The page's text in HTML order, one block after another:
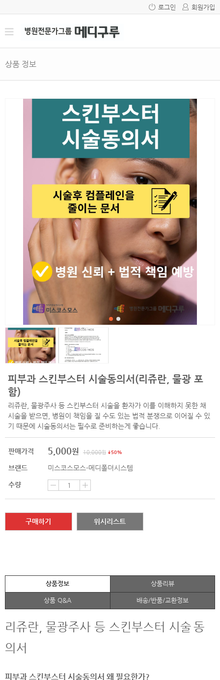
로그인 회원가입
상품 정보
피부과 스킨부스터 시술동의서(리쥬란, 물광 포
함)
리쥬란, 물광주사 등 스킨부스터 시술을 환자가 이를 이해하지 못한 채
시술을 받으면, 병원이 책임을 질 수도 있는 법적 분쟁으로 이어질 수 있
기 때문에 시술동의서는 필수로 준비하는게 좋습니다.
판매가격 5,000원 10,000원 50%
브랜드 미스코스모스-메디폴더시스템
수량
구매하기 위시리스트
상품정보 상품리뷰
상품 Q&A 배송/반품/교환정보
리쥬란, 물광주사 등 스킨부스터 시술동
의서
피부과 스킨부스터 시술동의서 왜 필요한가?